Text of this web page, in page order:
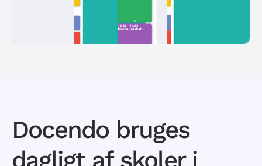
Docendo bruges
dagligt af skoler i